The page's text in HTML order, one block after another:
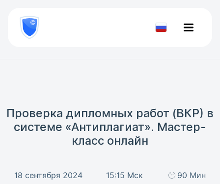
800
777-
81-Проверить
Проверка дипломных работ (ВКР) в
системе «Антиплагиат». Мастер-
класс онлайн
18 сентября 2024 15:15 Мск 90 Мин